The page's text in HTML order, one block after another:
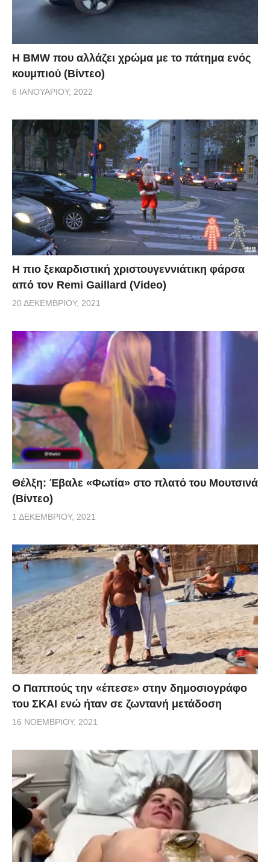
Η BMW που αλλάζει χρώμα με το πάτημα ενός
κουμπιού (Βίντεο)
6 ΙΑΝΟΥΑΡΊΟΥ, 2022
Η πιο ξεκαρδιστική χριστουγεννιάτικη φάρσα
από τον Remi Gaillard (Video)
20 ΔΕΚΕΜΒΡΊΟΥ, 2021
Θέλξη: Έβαλε «Φωτία» στο πλατό του Μουτσινά
(Βίντεο)
1 ΔΕΚΕΜΒΡΊΟΥ, 2021
Ο Παππούς την «έπεσε» στην δημοσιογράφο
του ΣΚΑΙ ενώ ήταν σε ζωντανή μετάδοση
16 ΝΟΕΜΒΡΊΟΥ, 2021